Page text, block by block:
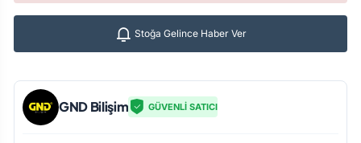
Stoğa Gelince Haber Ver
GND Bilişim GÜVENLİ SATICI